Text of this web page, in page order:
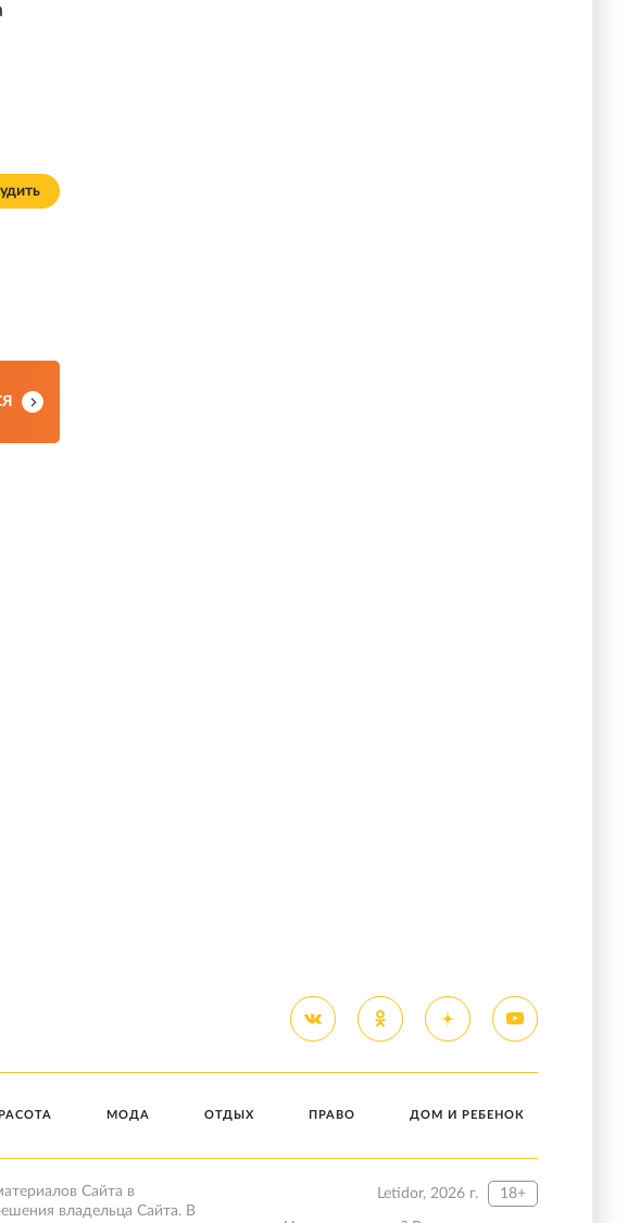
МОДА ОТДЫХ ПРАВО ДОМ И РЕБЕНОК
Letidor, 2026 г. 18+
Сайта в
владельца Сайта. В